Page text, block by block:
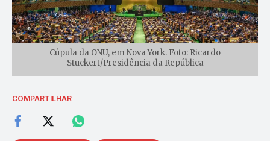
Cúpula da ONU, em Nova York. Foto: Ricardo
Stuckert/Presidência da República
COMPARTILHAR